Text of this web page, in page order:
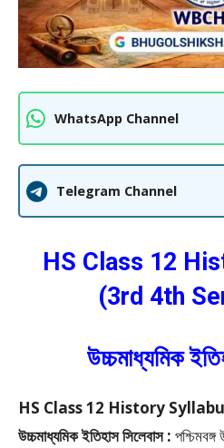
WhatsApp Channel
Telegram Channel
HS Class 12
(3rd 4th
উচ্চমাধ্যমিক
HS Class 12 History
উচ্চমাধ্যমিক ইতিহাস সিলেবাস :